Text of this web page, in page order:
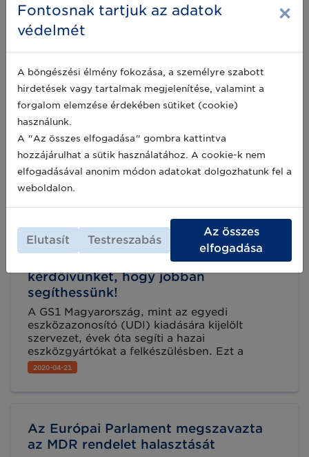
GoToMeeting online platformon kerül sor 2020.
május 19-én 10:00 óra kezdettel.
2020-05-06
Egy év haladékot kap az
orvostechnikai iparág az MDR
felkészülésre és indulásra
2020. április 24-én az Európai Unió hivatalos
lapjában is közzétették az MDR rendelet
(orvostechnikai eszközökről szóló (EU)
2017/745 rendelet) elfogadott 1 éves
2020-04-27
Önnek mire van szüksége az UDI
felkészüléshez? Töltse ki
kérdőívünket, hogy jobban
segíthessünk!
A GS1 Magyarország, mint az egyedi
eszközazonosító (UDI) kiadására kijelölt
szervezet, évek óta segíti a hazai
eszközgyártókat a felkészülésben. Ezt a
gyakorlatot ebben a vészhelyzettel terhelt
időszakban is fenntartjuk, állunk az
2020-04-21
Az Európai Parlament megszavazta
az MDR rendelet halasztását
Fontosnak tartjuk az adatok
védelmét
×
A böngészési élmény fokozása, a személyre szabott
hirdetések vagy tartalmak megjelenítése, valamint a
forgalom elemzése érdekében sütiket (cookie)
használunk.
A "Az összes elfogadása" gombra kattintva
hozzájárulhat a sütik használatához. A cookie-k nem
elfogadásával anonim módon adatokat dolgozhatunk fel a
weboldalon.
Elutasít Testreszabás
Az összes
elfogadása